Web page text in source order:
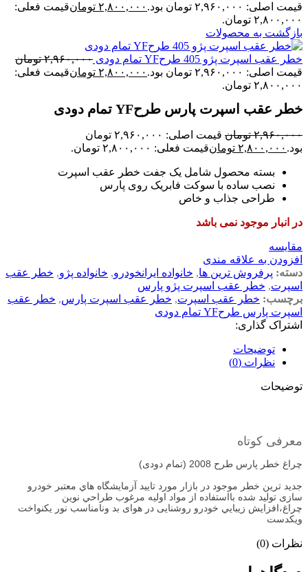
قیمت اصلی: ۲,۹۶۰,۰۰۰ تومان بود.
۲,۸۰۰,۰۰۰ تومانقیمت فعلی:
۲,۸۰۰,۰۰۰ تومان.
بازگشت به محصولات
خطر عقب اسپرت پژو 405 طرحYF تمام دودی ۲,۹۶۰,۰۰۰ تومان
قیمت اصلی: ۲,۹۶۰,۰۰۰ تومان بود.
۲,۸۰۰,۰۰۰ تومانقیمت فعلی:
۲,۸۰۰,۰۰۰ تومان.
خطر عقب اسپرت پارس طرحYF تمام دودی
۲,۹۶۰,۰۰۰ تومان
قیمت اصلی: ۲,۹۶۰,۰۰۰ تومان
بود. ۲,۸۰۰,۰۰۰ تومانقیمت فعلی: ۲,۸۰۰,۰۰۰ تومان.
بسته محصول شامل یک جفت خطر عقب اسپرت
نصب ساده با سوکت فابریک روی پارس
طراحی جذاب و خاص
در انبار موجود نمی باشد
مقایسه
افزودن به علاقه مندی
دسته: پرفروش ترین ها, خانواده ایرانخودرو, خانواده پژو, خطر عقب
اسپرت, خطر عقب اسپرت پژو پارس
برچسب: خطر عقب اسپرت, خطر عقب اسپرت پارس, خطر عقب
اسپرت پارس طرحYF تمام دودی
اشتراک گذاری:
توضیحات
نظرات (0)
توضیحات
معرفی کوتاه
چراغ خطر پارس طرح 2008 (تمام دودی)
جدید ترین خطر موجود در بازار مورد تاييد آزمايشگاه هاي معتبر خودرو
سازی توليد شده بااستفاده از مواد اوليه مرغوب طراحي نوين
چراغ،افزايش زيبايي خودرو روشنایی در هوای بد ونامناسب نور یکنواخت
ویکدست
نظرات (0)